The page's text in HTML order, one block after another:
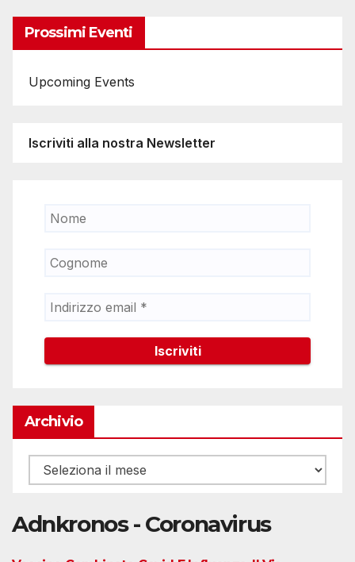
articoli
Prossimi Eventi
Upcoming Events
Iscriviti alla nostra Newsletter
Archivio
Archivio
Adnkronos - Coronavirus